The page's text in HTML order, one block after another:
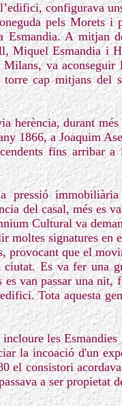
configurava
pels Morets i
Esmandia. A
Miquel Esmandia i
Milans, va
cap mitjans del
herència, durant
1866, a Joaquim
fins
del casal, més es
Cultural va
moltes signatures
provocant que el
Es va fer una
van passar una nit,
Tota aquesta
les
la incoació d'un
el consistori
a ser propietat